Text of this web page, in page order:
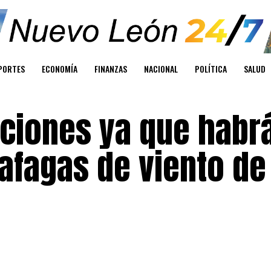
ECONOMÍA FINANZAS NACIONAL POLÍTICA SALUD
ya que
de viento